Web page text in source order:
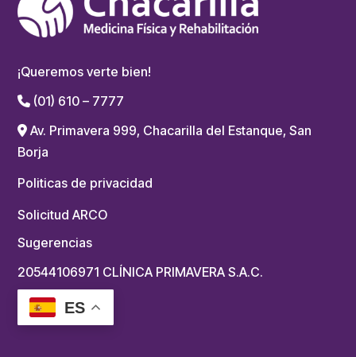
¡Queremos verte bien!
(01) 610 – 7777
Av. Primavera 999, Chacarilla del Estanque, San
Borja
Politicas de privacidad
Solicitud ARCO
Sugerencias
20544106971 CLÍNICA PRIMAVERA S.A.C.
ES